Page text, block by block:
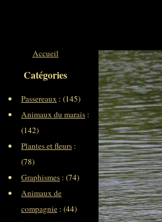
Accueil
Catégories
Passereaux : (145)
Animaux du marais :
(142)
Plantes et fleurs :
(78)
Graphismes : (74)
Animaux de
compagnie : (44)